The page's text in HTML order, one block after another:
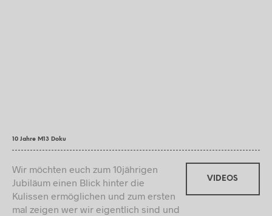
10 Jahre M13 Doku
Wir möchten euch zum 10jährigen
Jubiläum einen Blick hinter die
Kulissen ermöglichen und zum ersten
mal zeigen wer wir eigentlich sind und
VIDEOS